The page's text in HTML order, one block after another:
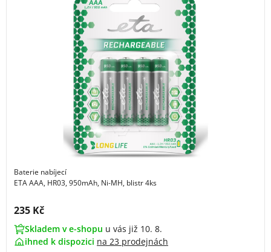
Baterie nabíjecí
ETA AAA, HR03, 950mAh, Ni-MH, blistr 4ks
Cena s DPH:
235 Kč
Skladem v e-shopu u vás již 10. 8.
ihned k dispozici na 23 prodejnách